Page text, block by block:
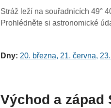
Stráž leží na souřadnicích 49°
Prohlédněte si astronomické
Dny: 20. března, 21. června,
Východ a západ